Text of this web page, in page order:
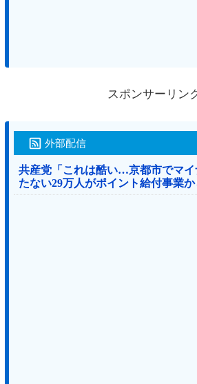
スポンサーリン
外部配信
共産党「これは酷い…京都市でマ
たない29万人がポイント給付事業か